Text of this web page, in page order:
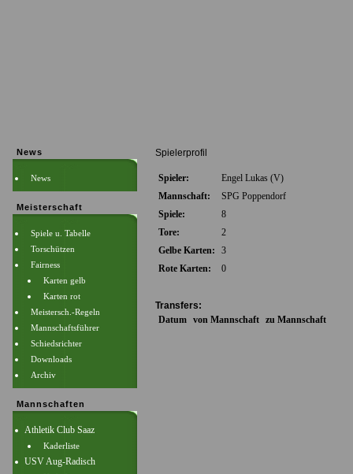
News
News
Meisterschaft
Spiele u. Tabelle
Torschützen
Fairness
Karten gelb
Karten rot
Meistersch.-Regeln
Mannschaftsführer
Schiedsrichter
Downloads
Archiv
Mannschaften
Athletik Club Saaz
Kaderliste
USV Aug-Radisch
Spielerprofil
Spieler:
Engel Lukas (V)
Mannschaft:
SPG Poppendorf
Spiele:
8
Tore:
2
Gelbe Karten:
3
Rote Karten:
0
Transfers:
Datum von Mannschaft zu Mannschaft